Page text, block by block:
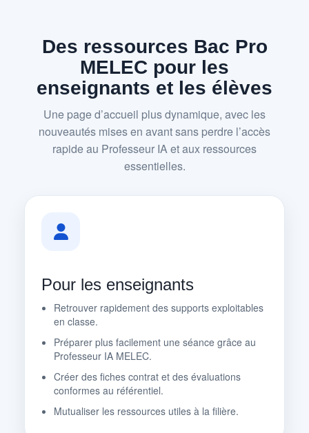
Des ressources Bac Pro
MELEC pour les
enseignants et les élèves
Une page d’accueil plus dynamique, avec les
nouveautés mises en avant sans perdre l’accès
rapide au Professeur IA et aux ressources
essentielles.
Pour les enseignants
Retrouver rapidement des supports exploitables
en classe.
Préparer plus facilement une séance grâce au
Professeur IA MELEC.
Créer des fiches contrat et des évaluations
conformes au référentiel.
Mutualiser les ressources utiles à la filière.